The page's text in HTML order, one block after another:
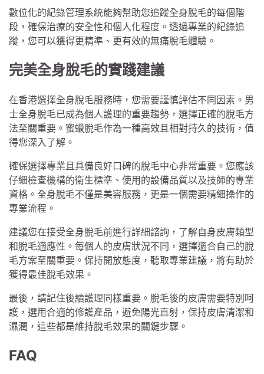
數位化的紀錄管理系統能夠幫助您追蹤全身脫毛的每個階
段，確保治療的安全性和個人化程度。透過專業的紀錄追
蹤，您可以獲得更精準、更有效的無痛脫毛體驗。
完美全身脫毛的實踐建議
在香港選擇全身脫毛服務時，您需要謹慎評估不同因素。男
士全身脫毛已成為個人護理的重要趨勢，選擇正確的脫毛方
法至關重要。蜜蠟脫毛作為一種高效且相對持久的技術，值
得您深入了解。
確保選擇專業且具備良好口碑的脫毛中心非常重要。您應該
仔細檢查機構的衛生標準、使用的設備品質以及技師的專業
資格。全身脫毛不僅是美容服務，更是一個需要精細操作的
專業流程。
建議您在接受全身脫毛前進行詳細諮詢，了解自身皮膚類型
和脫毛適應性。每個人的皮膚狀況不同，選擇適合自己的脫
毛方案至關重要。保持開放態度，聽取專業建議，將有助於
獲得最佳脫毛效果。
最後，請記住後續護理同樣重要。脫毛後的皮膚需要特別呵
護，選用合適的修護產品，避免陽光直射，保持皮膚清潔和
濕潤，這些都是維持脫毛效果的關鍵步驟。
FAQ